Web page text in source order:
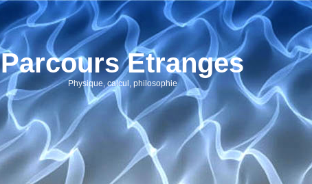
Parcours Etranges
Physique, calcul, philosophie